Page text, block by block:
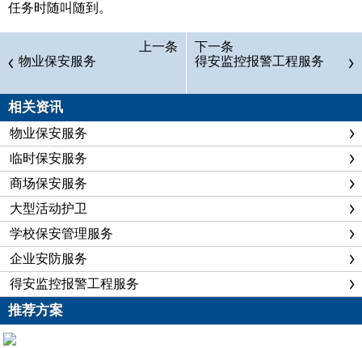
任务时随叫随到。
上一条
物业保安服务
下一条
得安监控报警工程服务
相关资讯
物业保安服务
临时保安服务
商场保安服务
大型活动护卫
学校保安管理服务
企业安防服务
得安监控报警工程服务
推荐方案